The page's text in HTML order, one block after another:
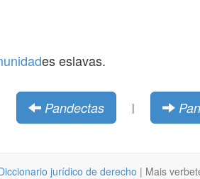
es eslavas.
Pandectas |
jurídico de derecho | Mais